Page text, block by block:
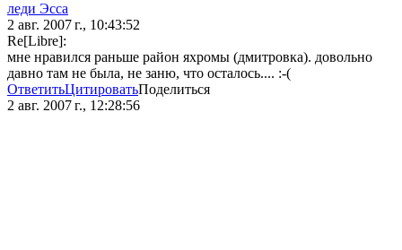
леди Эсса
2 авг. 2007 г., 10:43:52
Re[Libre]:
мне нравился раньше район яхромы (дмитровка). довольно
давно там не была, не заню, что осталось.... :-(
ОтветитьЦитироватьПоделиться
2 авг. 2007 г., 12:28:56